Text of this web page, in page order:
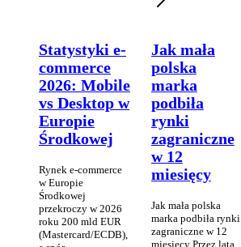
Statystyki e-
commerce
2026: Mobile
vs Desktop w
Europie
Środkowej
Rynek e-commerce
w Europie
Środkowej
przekroczy w 2026
roku 200 mld EUR
(Mastercard/ECDB),
Jak mała
polska
marka
podbiła
rynki
zagraniczne
w 12
miesięcy
Jak mała polska
marka podbiła rynki
zagraniczne w 12
miesięcy Przez lata